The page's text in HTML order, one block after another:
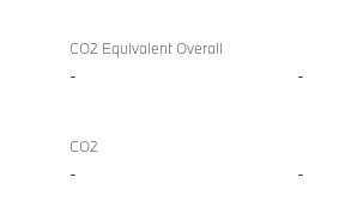
CO2 Equivalent Overall
- -
CO2
- -